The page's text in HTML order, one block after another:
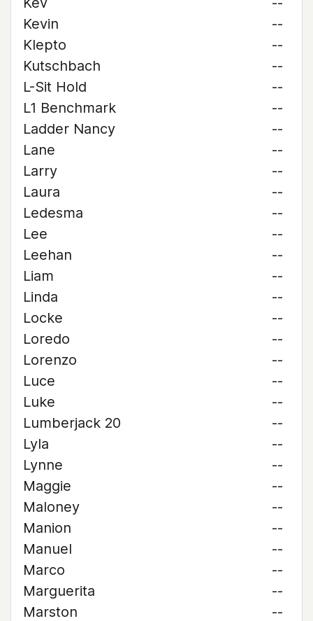
Kevin
--
Klepto
--
Kutschbach
--
L-Sit Hold
--
L1 Benchmark
--
Ladder Nancy
--
Lane
--
Larry
--
Laura
--
Ledesma
--
Lee
--
Leehan
--
Liam
--
Linda
--
Locke
--
Loredo
--
Lorenzo
--
Luce
--
Luke
--
Lumberjack 20
--
Lyla
--
Lynne
--
Maggie
--
Maloney
--
Manion
--
Manuel
--
Marco
--
Marguerita
--
Marston
--